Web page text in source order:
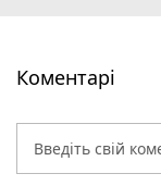
Коментарі